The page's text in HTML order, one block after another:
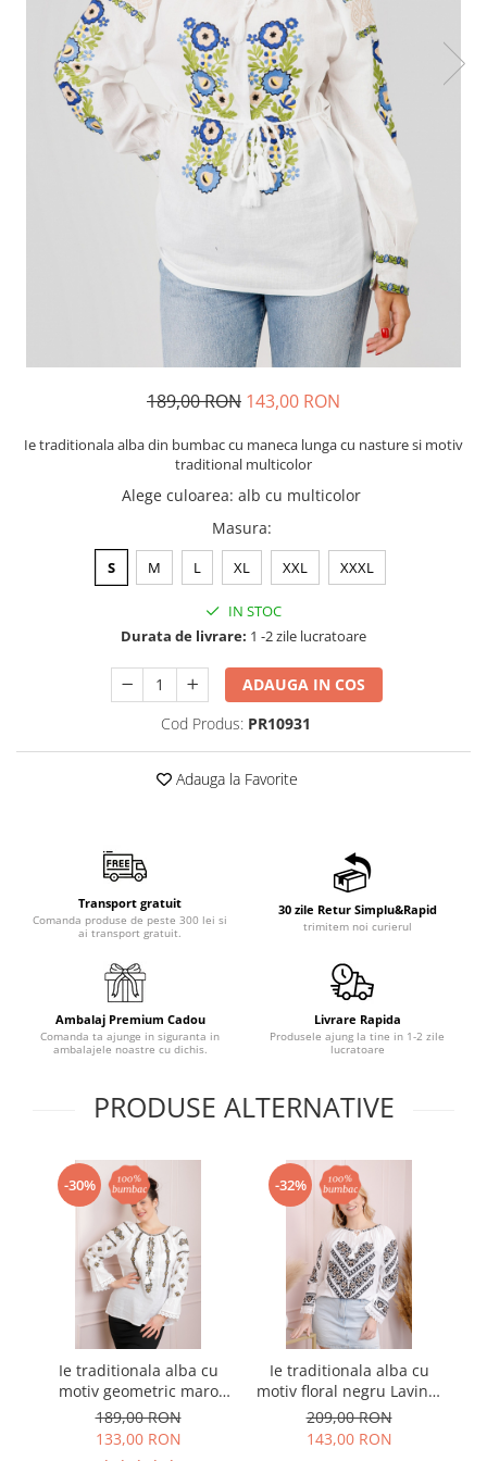
189,00 RON 143,00 RON
Ie traditionala alba din bumbac cu maneca lunga cu nasture si motiv
traditional multicolor
Alege culoarea: alb cu multicolor
Masura:
S M L XL XXL XXXL
IN STOC
Durata de livrare: 1 -2 zile lucratoare
ADAUGA IN COS
Cod Produs: PR10931
Adauga la Favorite
Transport gratuit
Comanda produse de peste 300 lei si
ai transport gratuit.
30 zile Retur Simplu&Rapid
trimitem noi curierul
Ambalaj Premium Cadou
Comanda ta ajunge in siguranta in
ambalajele noastre cu dichis.
Livrare Rapida
Produsele ajung la tine in 1-2 zile
lucratoare
PRODUSE ALTERNATIVE
-30%
Ie traditionala alba cu
motiv geometric maro
Luana
189,00 RON
133,00 RON
-32%
Ie traditionala alba cu
motiv floral negru Lavinia
03
209,00 RON
143,00 RON